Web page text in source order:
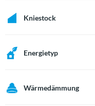
Kniestock
Energietyp
Wärmedämmung